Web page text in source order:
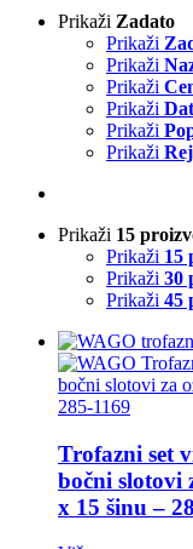
Prikaži Zadato
Prikaži
Prikaži
Prikaži
Prikaži
Prikaži
Prikaži
Prikaži 15
Prikaži 15
Prikaži 30
Prikaži 45
Trofazni set
bočni slotovi
x 15 šinu –